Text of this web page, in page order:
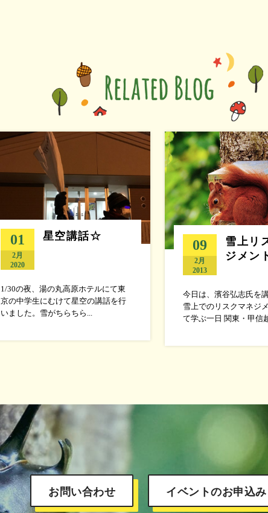
01
2月
2020
星空講話☆
1/30の夜、湯の丸高原ホテルにて東
京の中学生にむけて星空の講話を行
いました。雪がちらちら...
09
2月
2013
雪上リ
ジメン
今日は、濱谷弘志氏を
雪上でのリスクマネジ
て学ぶ一日 関東・甲信
お問い合わせ イベントのお申込み